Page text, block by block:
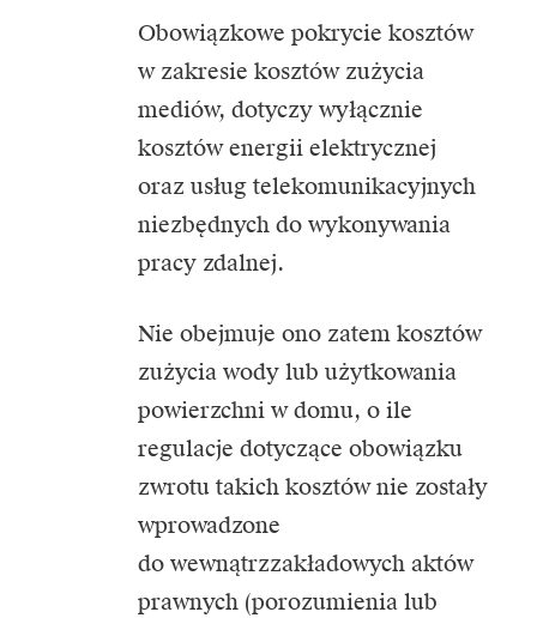
Obowiązkowe pokrycie kosztów
w zakresie kosztów zużycia
mediów, dotyczy wyłącznie
kosztów energii elektrycznej
oraz usług telekomunikacyjnych
niezbędnych do wykonywania
pracy zdalnej.
Nie obejmuje ono zatem kosztów
zużycia wody lub użytkowania
powierzchni w domu, o ile
regulacje dotyczące obowiązku
zwrotu takich kosztów nie zostały
wprowadzone
do wewnątrzzakładowych aktów
prawnych (porozumienia lub